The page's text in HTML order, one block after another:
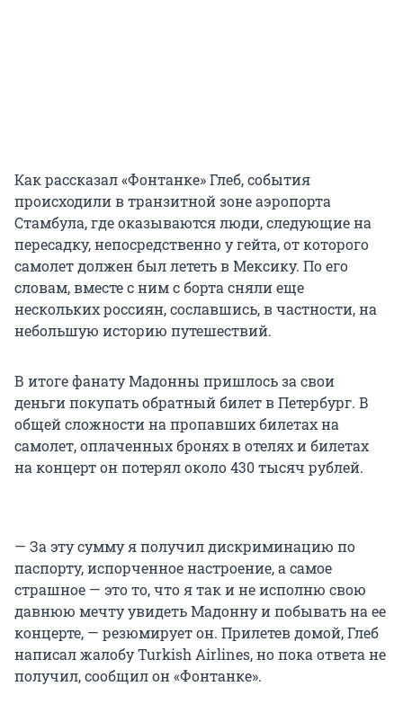
Как рассказал «Фонтанке» Глеб, события
происходили в транзитной зоне аэропорта
Стамбула, где оказываются люди, следующие на
пересадку, непосредственно у гейта, от которого
самолет должен был лететь в Мексику. По его
словам, вместе с ним с борта сняли еще
нескольких россиян, сославшись, в частности, на
небольшую историю путешествий.
В итоге фанату Мадонны пришлось за свои
деньги покупать обратный билет в Петербург. В
общей сложности на пропавших билетах на
самолет, оплаченных бронях в отелях и билетах
на концерт он потерял около 430 тысяч рублей.
— За эту сумму я получил дискриминацию по
паспорту, испорченное настроение, а самое
страшное — это то, что я так и не исполню свою
давнюю мечту увидеть Мадонну и побывать на ее
концерте, — резюмирует он. Прилетев домой, Глеб
написал жалобу Turkish Airlines, но пока ответа не
получил, сообщил он «Фонтанке».